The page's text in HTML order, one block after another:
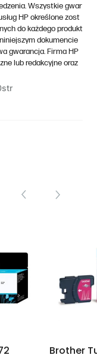
Wszystkie gwar
HP określone zost
do każdego produkt
dokumencie
gwarancja. Firma HP
lub redakcyjne oraz
Brother